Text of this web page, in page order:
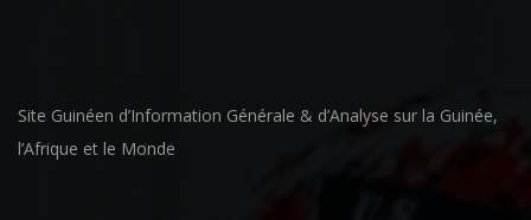
Site Guinéen d’Information Générale & d’Analyse sur la Guinée,
l’Afrique et le Monde